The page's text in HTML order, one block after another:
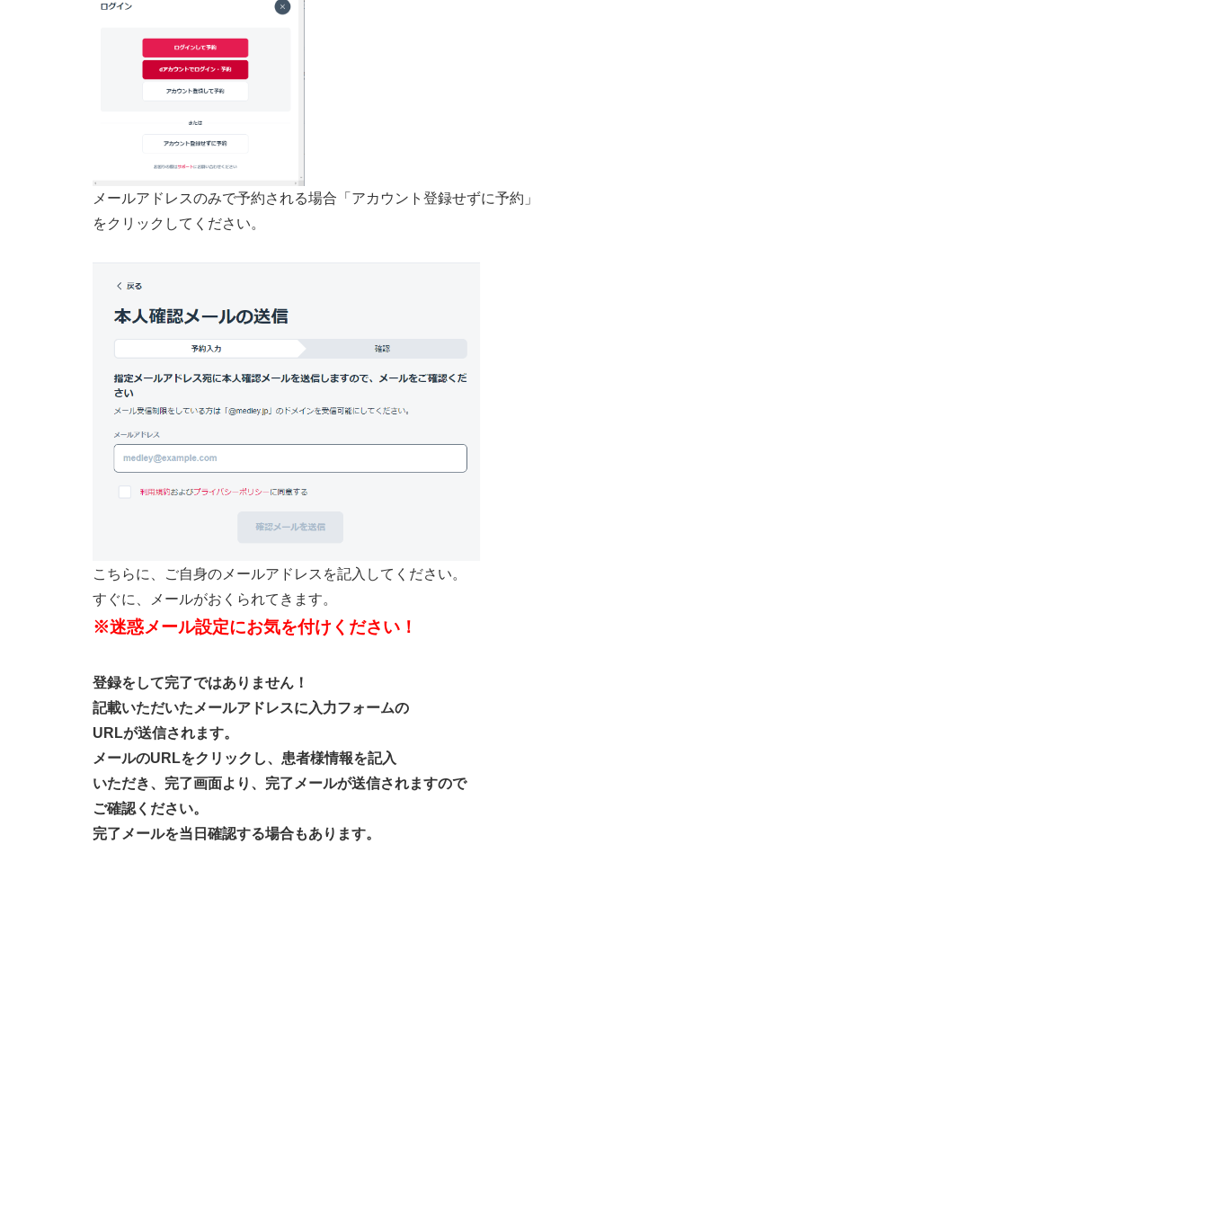
メールアドレスのみで予約される場合「アカウント登録せずに予約」
をクリックしてください。
こちらに、ご自身のメールアドレスを記入してください。
すぐに、メールがおくられてきます。
※迷惑メール設定にお気を付けください！
登録をして完了ではありません！
記載いただいたメールアドレスに入力フォームの
URLが送信されます。
メールのURLをクリックし、患者様情報を記入
いただき、完了画面より、完了メールが送信されますので
ご確認ください。
完了メールを当日確認する場合もあります。